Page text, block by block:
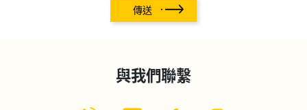
傳送
與我們聯繫